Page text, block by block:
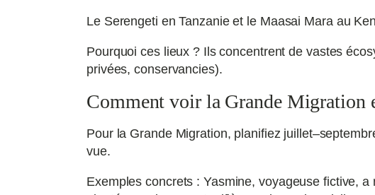
Le Serengeti en Tanzanie et le Maasai Mara au
Pourquoi ces lieux ? Ils concentrent de vastes
privées, conservancies).
Comment voir la Grande Migration
Pour la Grande Migration, planifiez
vue.
Exemples concrets : Yasmine, voyageuse fictive,